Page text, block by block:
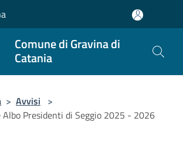
Comune di Gravina di
Catania
> Avvisi >
Presidenti di Seggio 2025 - 2026